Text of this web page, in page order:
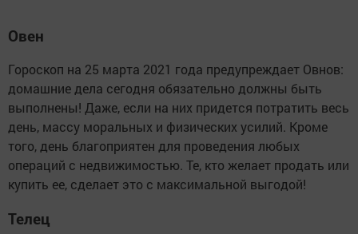
Овен
Гороскоп на 25 марта 2021 года предупреждает Овнов:
домашние дела сегодня обязательно должны быть
выполнены! Даже, если на них придется потратить весь
день, массу моральных и физических усилий. Кроме
того, день благоприятен для проведения любых
операций с недвижимостью. Те, кто желает продать или
купить ее, сделает это с максимальной выгодой!
Телец